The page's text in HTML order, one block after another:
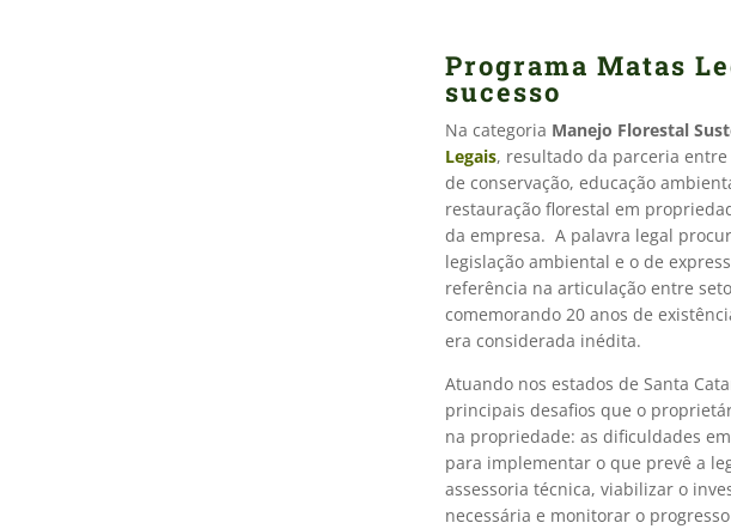
Programa Matas
sucesso
Na categoria Manejo Florestal
Legais, resultado da parceria
de conservação, educação
restauração florestal em
da empresa. A palavra legal
legislação ambiental e o de
referência na articulação entre
comemorando 20 anos de
era considerada inédita.
Atuando nos estados de Santa
principais desafios que o
na propriedade: as dificuldades
para implementar o que prevê a
assessoria técnica, viabilizar o
necessária e monitorar o